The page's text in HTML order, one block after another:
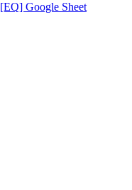
[EQ] Google Sheet